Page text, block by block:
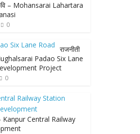
– Mohansarai Lahartara
0
राजनीती
Padao Six Lane
Project
0
Kanpur Central Railway